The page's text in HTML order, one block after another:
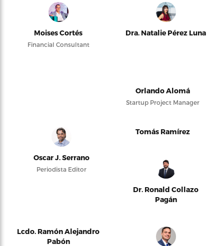
Moises Cortés
Financial Consultant
Dra. Natalie Pérez Luna
Orlando Alomá
Startup Project Manager
Oscar J. Serrano
Periodista Editor
Tomás Ramírez
Dr. Ronald Collazo
Pagán
Lcdo. Ramón Alejandro
Pabón